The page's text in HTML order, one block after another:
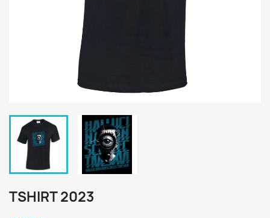
TSHIRT 2023